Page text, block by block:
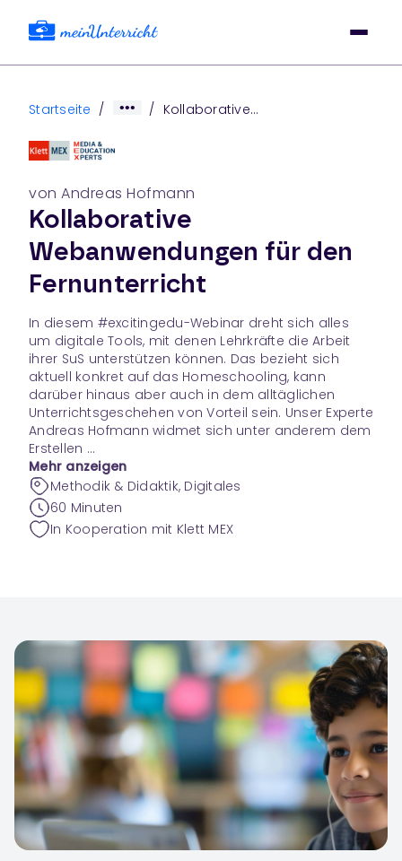
Startseite / / Kollaborative
von Andreas Hofmann
Kollaborative
Webanwendungen für den
Fernunterricht
In diesem #excitingedu-Webinar dreht sich alles
um digitale Tools, mit denen Lehrkräfte die Arbeit
ihrer SuS unterstützen können. Das bezieht sich
aktuell konkret auf das Homeschooling, kann
darüber hinaus aber auch in dem alltäglichen
Unterrichtsgeschehen von Vorteil sein. Unser Experte
Andreas Hofmann widmet sich unter anderem dem
Erstellen ...
Mehr anzeigen
Methodik & Didaktik, Digitales
60 Minuten
In Kooperation mit Klett MEX